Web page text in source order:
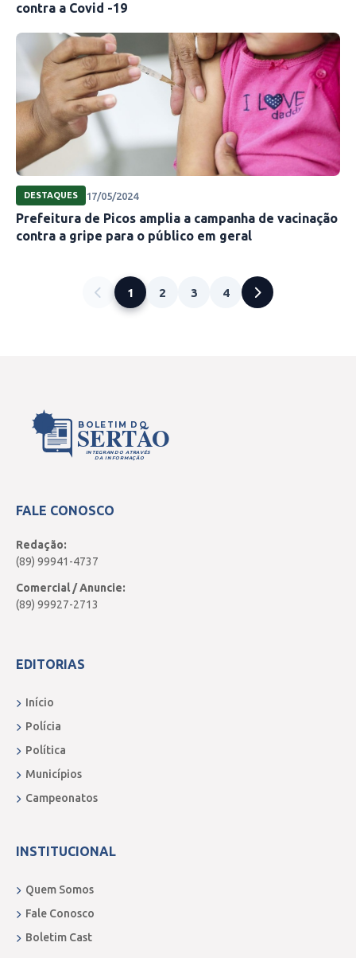
contra a Covid -19
DESTAQUES 17/05/2024
Prefeitura de Picos amplia a campanha de vacinação
contra a gripe para o público em geral
1 2 3 4
BOLETIM DO
SERTÃO
INTEGRANDO ATRAVÉS
DA INFORMAÇÃO
FALE CONOSCO
Redação:
(89) 99941-4737
Comercial / Anuncie:
(89) 99927-2713
EDITORIAS
Início
Polícia
Política
Municípios
Campeonatos
INSTITUCIONAL
Quem Somos
Fale Conosco
Boletim Cast